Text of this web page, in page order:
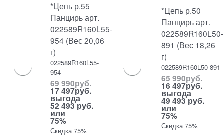
*Цепь р.55
Панцирь арт.
022589R160L55-
954 (Вес 20,06
г)
022589R160L55-
954
69 990руб.
17 497руб.
выгода
52 493 руб.
или
75%
Скидка 75%
*Цепь р.50
Панцирь арт.
022589R160L50-
891 (Вес 18,26
г)
022589R160L50-891
65 990руб.
16 497руб.
выгода
49 493 руб.
или
75%
Скидка 75%